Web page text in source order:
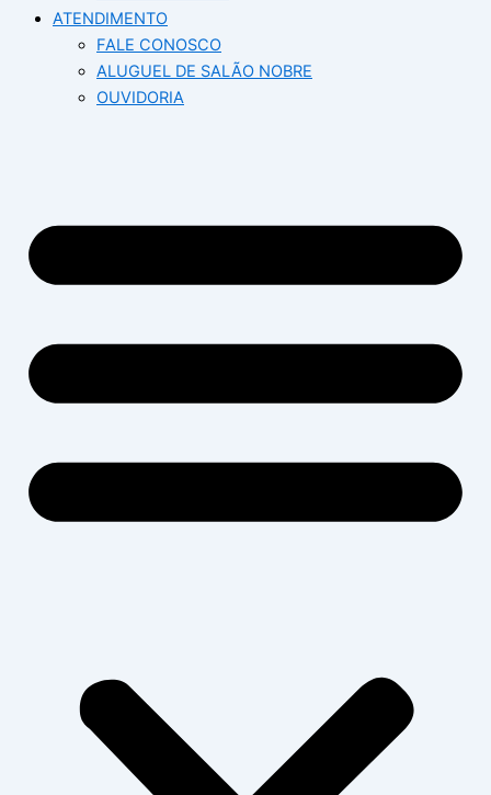
ATENDIMENTO
FALE CONOSCO
ALUGUEL DE SALÃO NOBRE
OUVIDORIA